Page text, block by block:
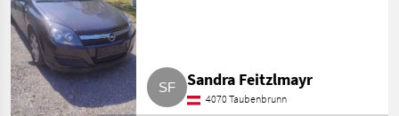
Sandra Feitzlmayr
4070 Taubenbrunn